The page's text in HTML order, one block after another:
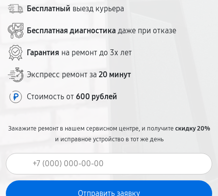
Работаем с дисплеями Асус любых серий: от офисных
до игровых ROG. Оригинальные комплектующие,
фиксированная стоимость, ремонт — за 1–3 дня.
Бесплатный выезд курьера
Бесплатная диагностика даже при отказе
Гарантия на ремонт до 3х лет
Экспресс ремонт за 20 минут
Стоимость от 600 рублей
Закажите ремонт в нашем сервисном центре, и получитескидку 20%
и исправное устройство в тот же день